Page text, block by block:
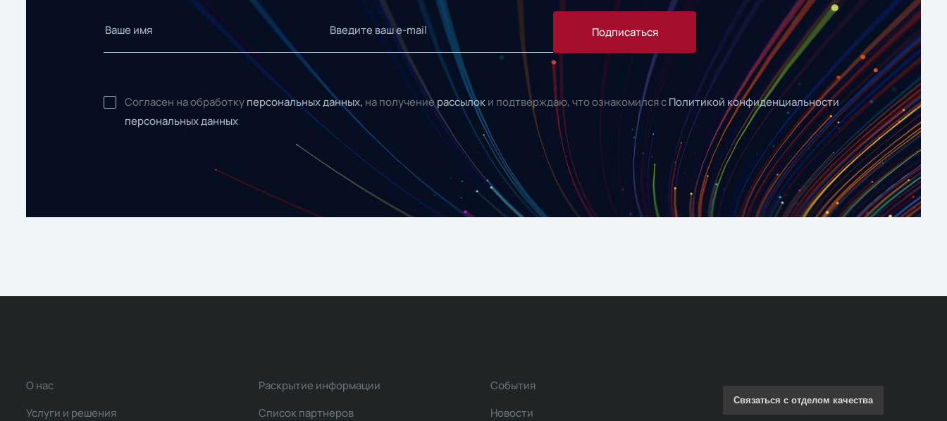
Подписаться
Согласен на обработку персональных данных, на получениерассылок и подтверждаю, что ознакомился с Политикой конфиденциальности
персональных данных
О нас
Услуги и решения
Раскрытие информации
Список партнеров
События
Новости
Связаться с отделом качества